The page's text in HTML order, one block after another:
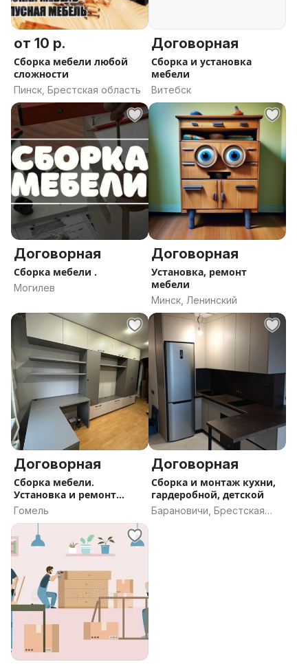
от 10 р.
Сборка мебели любой
сложности
Пинск, Брестская область
Договорная
Сборка и установка
мебели
Витебск
Договорная
Сборка мебели .
Могилев
Договорная
Установка, ремонт
мебели
Минск, Ленинский
Договорная
Сборка мебели.
Установка и ремонт
корпусной мебели
Гомель
Договорная
Сборка и монтаж кухни,
гардеробной, детской
Барановичи, Брестская